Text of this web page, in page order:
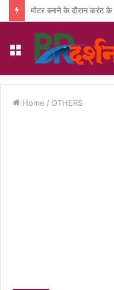
मोटर बनाने के दौरान करंट
Menu
Home / OTHERS